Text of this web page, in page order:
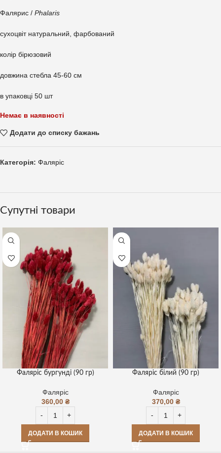
Фалярис / Phalaris
сухоцвіт натуральний, фарбований
колір бірюзовий
довжина стебла 45-60 см
в упаковці 50 шт
Немає в наявності
Додати до списку бажань
Категорія: Фаляріс
Супутні товари
Фаляріс бургунді (90 гр)
Фаляріс
360,00 ₴
ДОДАТИ В КОШИК
Фаляріс білий (90 гр)
Фаляріс
370,00 ₴
ДОДАТИ В КОШИК